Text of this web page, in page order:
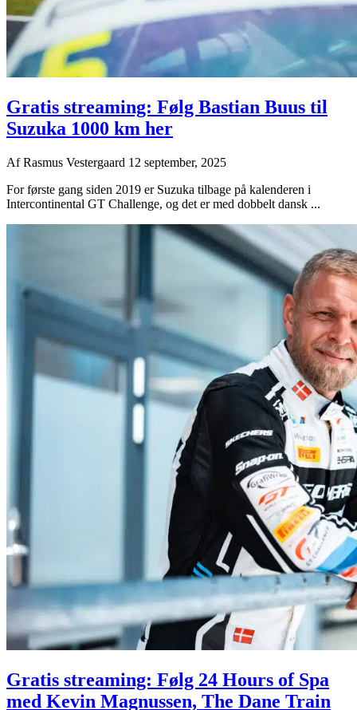
Gratis streaming: Følg Bastian Buus til
Suzuka 1000 km her
AfRasmus Vestergaard 12 september, 2025
For første gang siden 2019 er Suzuka tilbage på kalenderen i
Intercontinental GT Challenge, og det er med dobbelt dansk ...
Gratis streaming: Følg 24 Hours of Spa
med Kevin Magnussen, The Dane Train